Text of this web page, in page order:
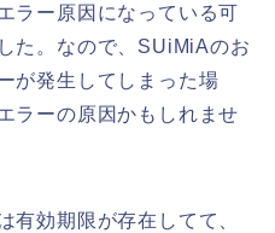
ラー原因になっている可
た。なので、SUiMiAのお
が発生してしまった場
ラーの原因かもしれませ
有効期限が存在してて、